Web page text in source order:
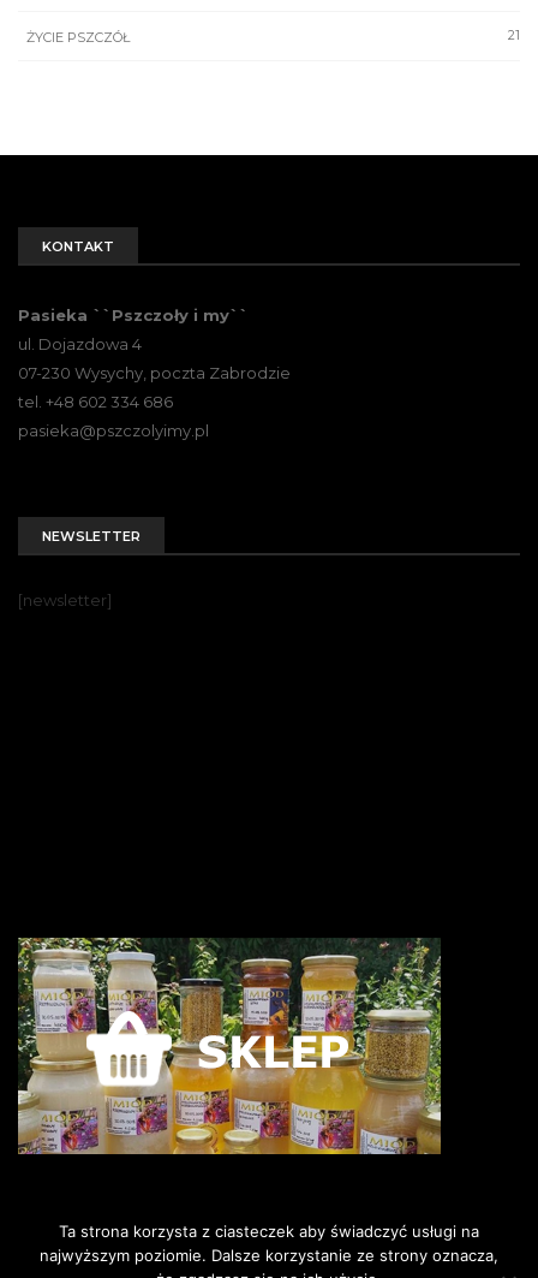
21
ŻYCIE PSZCZÓŁ
KONTAKT
Pasieka ``Pszczoły i my``
ul. Dojazdowa 4
07-230 Wysychy, poczta Zabrodzie
tel. +48 602 334 686
pasieka@pszczolyimy.pl
NEWSLETTER
[newsletter]
Ta strona korzysta z ciasteczek aby świadczyć usługi na
najwyższym poziomie. Dalsze korzystanie ze strony oznacza,